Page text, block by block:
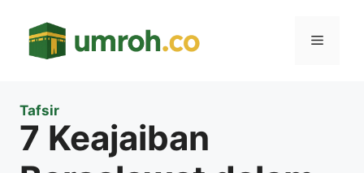
Menu
Tafsir
7 Keajaiban